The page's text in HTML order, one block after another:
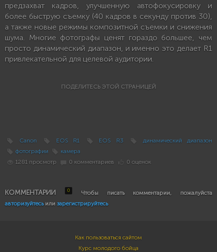
предзахват кадров, улучшенную автофокусировку и
более быструю съемку (40 кадров в секунду против 30),
а также новые режимы композитной съемки и снижения
шума. Многие фотографы ценят гораздо большее, чем
просто динамический диапазон, и именно это делает R1
привлекательной для целевой аудитории.
ПОДЕЛИТЕСЬ ЭТОЙ СТРАНИЦЕЙ
Canon EOS R1 EOS R3
динамический диапазон
фотографии
камера
1281 просмотр
0 комментариев 0 оценок
КОММЕНТАРИИ 0
Чтобы писать комментарии, пожалуйста
авторизуйтесьили зарегистрируйтесь
Как пользоваться сайтом
Курс молодого бойца